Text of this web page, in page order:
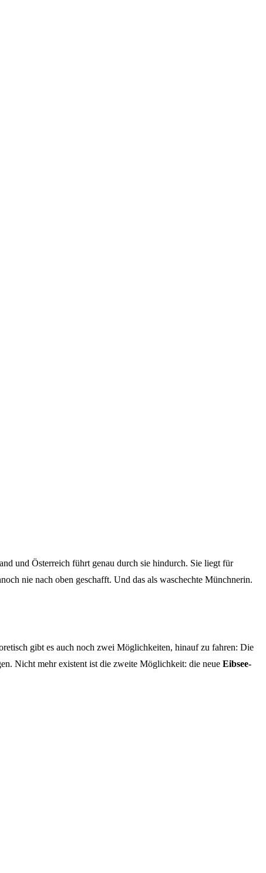
und Österreich führt genau durch sie hindurch. Sie liegt für
nie nach oben geschafft. Und das als waschechte Münchnerin.
gibt es auch noch zwei Möglichkeiten, hinauf zu fahren: Die
Nicht mehr existent ist die zweite Möglichkeit: die neue Eibsee-